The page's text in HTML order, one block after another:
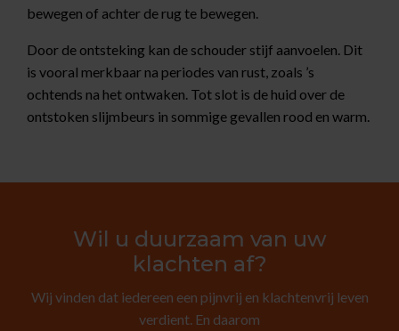
bewegen of achter de rug te bewegen.
Door de ontsteking kan de schouder stijf aanvoelen. Dit
is vooral merkbaar na periodes van rust, zoals ’s
ochtends na het ontwaken. Tot slot is de huid over de
ontstoken slijmbeurs in sommige gevallen rood en warm.
Wil u duurzaam van uw
klachten af?
Wij vinden dat iedereen een pijnvrij en klachtenvrij leven
verdient. En daarom